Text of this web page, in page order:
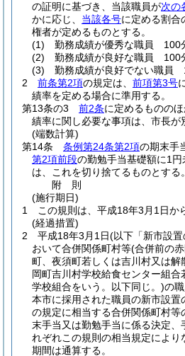
の証明に基づき、当該職員が次の
かに応じ、 当該各号に定める割合
権者が定めるものとする。
(1)
勤務成績が優秀な職員 100
(2)
勤務成績が良好な職員 100
(3)
勤務成績が良好でない職員
2
前条第2項の規定は、 前項第3号
績率を定める場合に準用する。
第13条の3
前2条に定めるものの
績率に関し必要な事項は、市長が
(端数計算)
第14条
条例第24条第2項の期末手
第2項前段の勤勉手当基礎額に1
は、これを切り捨てるものとする。
附 則
(施行期日)
1
この規則は、平成18年3月1日か
(経過措置)
2
平成18年3月1日(以下「新市設
おいて合併関係町村等(合併前の
町、夜須町若しくは吉川村又は
岡町吉川村学校給食センター組合
学校組合をいう。以下同じ。)の
本市に採用された職員の新市設置
の規定に相当する合併関係町村等
末手当又は勤勉手当に係る決定、
れぞれこの規則の相当規定により
期間は通算する。